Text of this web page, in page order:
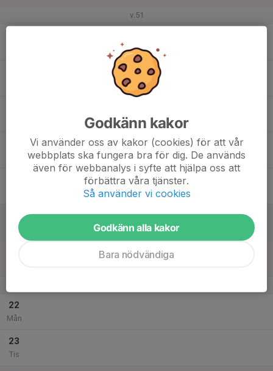
v.51
Lör
22
Mån
23
Tis
Godkänn kakor
Vi använder oss av kakor (cookies) för att vår
webbplats ska fungera bra för dig. De används
även för webbanalys i syfte att hjälpa oss att
förbättra våra tjänster.
Så använder vi cookies
Godkänn alla kakor
Bara nödvändiga